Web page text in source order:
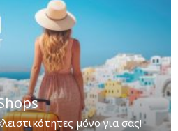
μόνο για σας!